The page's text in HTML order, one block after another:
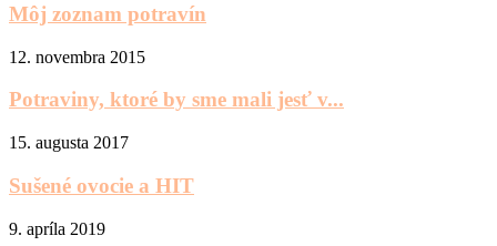
Môj zoznam potravín
12. novembra 2015
Potraviny, ktoré by sme mali jesť v...
15. augusta 2017
Sušené ovocie a HIT
9. apríla 2019